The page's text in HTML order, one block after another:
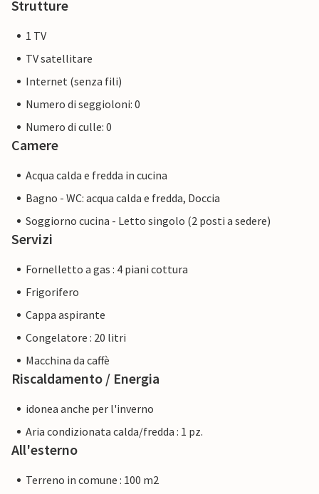
Strutture
1 TV
TV satellitare
Internet (senza fili)
Numero di seggioloni: 0
Numero di culle: 0
Camere
Acqua calda e fredda in cucina
Bagno - WC: acqua calda e fredda, Doccia
Soggiorno cucina - Letto singolo (2 posti a sedere)
Servizi
Fornelletto a gas : 4 piani cottura
Frigorifero
Cappa aspirante
Congelatore : 20 litri
Macchina da caffè
Riscaldamento / Energia
idonea anche per l'inverno
Aria condizionata calda/fredda : 1 pz.
All'esterno
Terreno in comune : 100 m2